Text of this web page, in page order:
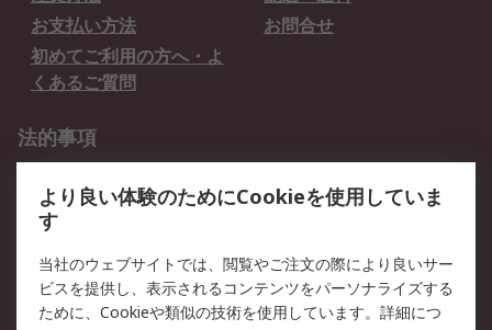
お支払い方法
お問合せ
初めてご利用の方へ・よ
くあるご質問
法的事項
クッキーポリシー
RSについて
会社概要
採用情報
より良い体験のためにCookieを使用していま
す
当社のウェブサイトでは、閲覧やご注文の際により良いサー
ビスを提供し、表示されるコンテンツをパーソナライズする
ために、Cookieや類似の技術を使用しています。詳細につ